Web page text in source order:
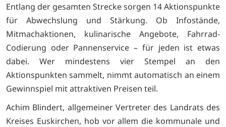
Entlang der gesamten Strecke sorgen 14 Aktionspunkte
für Abwechslung und Stärkung. Ob Infostände,
Mitmachaktionen, kulinarische Angebote, Fahrrad-
Codierung oder Pannenservice – für jeden ist etwas
dabei. Wer mindestens vier Stempel an den
Aktionspunkten sammelt, nimmt automatisch an einem
Gewinnspiel mit attraktiven Preisen teil.
Achim Blindert, allgemeiner Vertreter des Landrats des
Kreises Euskirchen, hob vor allem die kommunale und